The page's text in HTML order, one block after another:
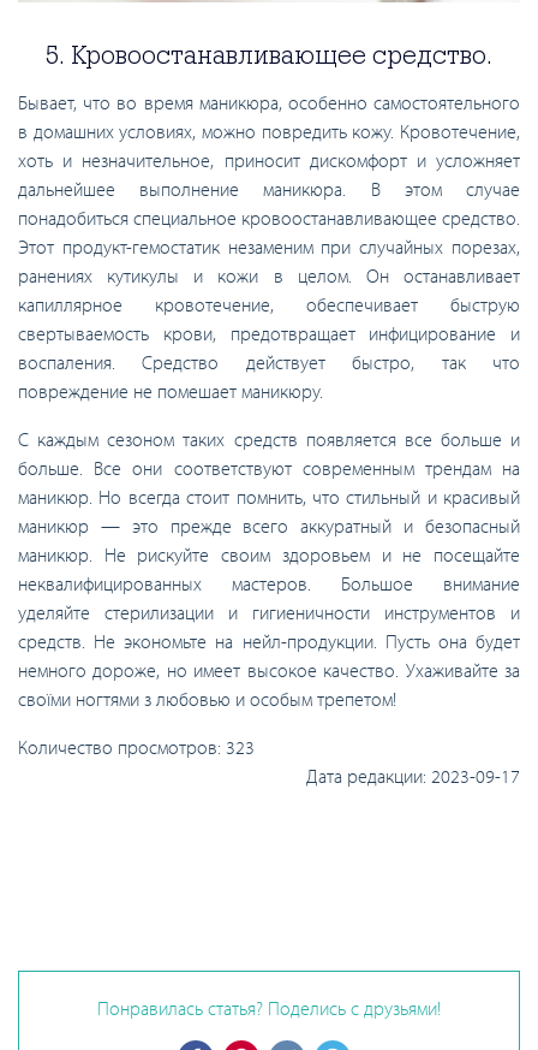
5. Кровоостанавливающее средство.
Бывает, что во время маникюра, особенно самостоятельного
в домашних условиях, можно повредить кожу. Кровотечение,
хоть и незначительное, приносит дискомфорт и усложняет
дальнейшее выполнение маникюра. В этом случае
понадобиться специальное кровоостанавливающее средство.
Этот продукт-гемостатик незаменим при случайных порезах,
ранениях кутикулы и кожи в целом. Он останавливает
капиллярное кровотечение, обеспечивает быструю
свертываемость крови, предотвращает инфицирование и
воспаления. Средство действует быстро, так что
повреждение не помешает маникюру.
С каждым сезоном таких средств появляется все больше и
больше. Все они соответствуют современным трендам на
маникюр. Но всегда стоит помнить, что стильный и красивый
маникюр — это прежде всего аккуратный и безопасный
маникюр. Не рискуйте своим здоровьем и не посещайте
неквалифицированных мастеров. Большое внимание
уделяйте стерилизации и гигиеничности инструментов и
средств. Не экономьте на нейл-продукции. Пусть она будет
немного дороже, но имеет высокое качество. Ухаживайте за
своїми ногтями з любовью и особым трепетом!
Количество просмотров: 323
Дата редакции: 2023-09-17
Понравилась статья? Поделись с друзьями!